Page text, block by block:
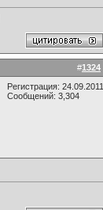
#1324
Регистрация: 24.09.2011
Сообщений: 3,304